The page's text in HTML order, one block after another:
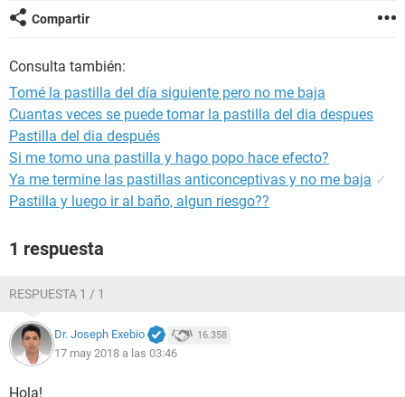
Compartir
Consulta también:
Tomé la pastilla del día siguiente pero no me baja
Cuantas veces se puede tomar la pastilla del dia despues
Pastilla del dia después
Si me tomo una pastilla y hago popo hace efecto?
Ya me termine las pastillas anticonceptivas y no me baja ✓
Pastilla y luego ir al baño, algun riesgo??
1 respuesta
RESPUESTA 1 / 1
Dr. Joseph Exebio 16.358
17 may 2018 a las 03:46
Hola!